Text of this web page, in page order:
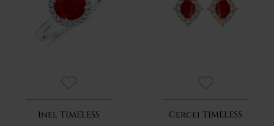
Inel TIMELESS Cercei TIMELESS